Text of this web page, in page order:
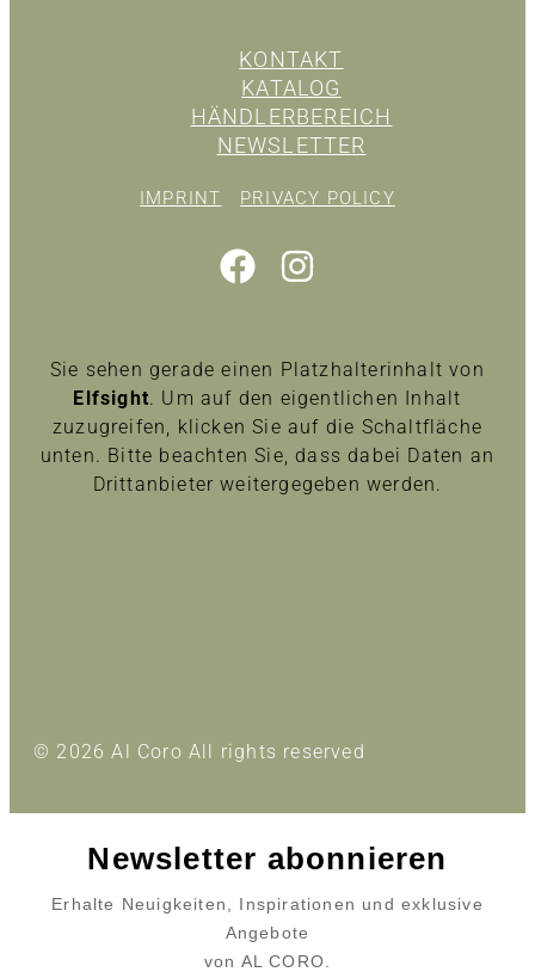
KONTAKT
KATALOG
HÄNDLERBEREICH
NEWSLETTER
IMPRINT PRIVACY POLICY
Sie sehen gerade einen Platzhalterinhalt von
Elfsight. Um auf den eigentlichen Inhalt
zuzugreifen, klicken Sie auf die Schaltfläche
unten. Bitte beachten Sie, dass dabei Daten an
Drittanbieter weitergegeben werden.
© 2026 Al Coro All rights reserved
Newsletter abonnieren
Erhalte Neuigkeiten, Inspirationen und exklusive
Angebote
von AL CORO.